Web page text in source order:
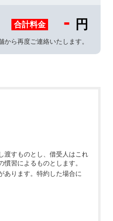
合計料金 - 円
ら再度ご連絡いたします。
渡すものとし、借受人はこれ
習によるものとします。
あります。特約した場合に